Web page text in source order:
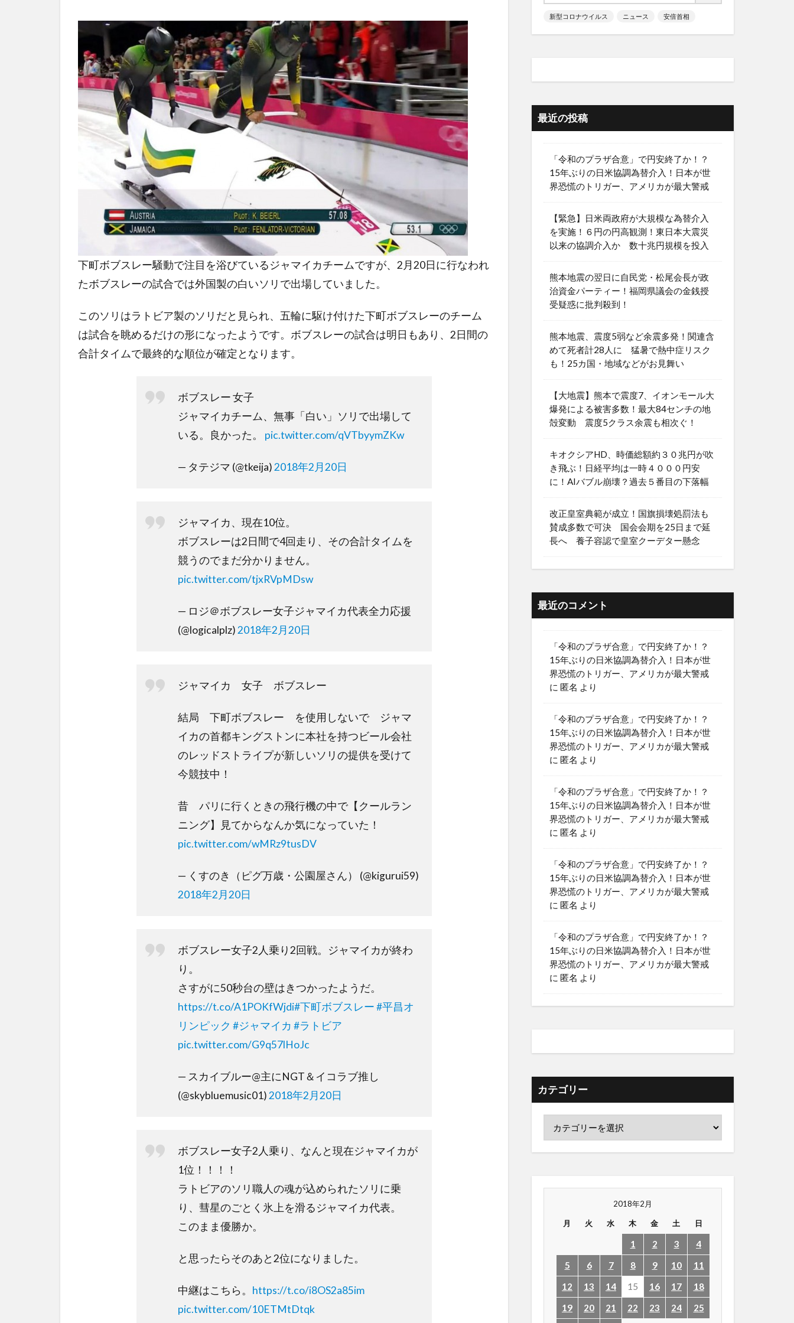
下町ボブスレー騒動で注目を浴びているジャマイカチームですが、2月20日に行なわれ
たボブスレーの試合では外国製の白いソリで出場していました。
このソリはラトビア製のソリだと見られ、五輪に駆け付けた下町ボブスレーのチーム
は試合を眺めるだけの形になったようです。ボブスレーの試合は明日もあり、2日間の
合計タイムで最終的な順位が確定となります。
ボブスレー 女子
ジャマイカチーム、無事「白い」ソリで出場して
いる。良かった。 pic.twitter.com/qVTbyymZKw
— タテジマ (@tkeija)2018年2月20日
ジャマイカ、現在10位。
ボブスレーは2日間で4回走り、その合計タイムを
競うのでまだ分かりません。
pic.twitter.com/tjxRVpMDsw
— ロジ＠ボブスレー女子ジャマイカ代表全力応援
(@logicalplz)2018年2月20日
ジャマイカ 女子 ボブスレー
結局 下町ボブスレー を使用しないで ジャマ
イカの首都キングストンに本社を持つビール会社
のレッドストライプが新しいソリの提供を受けて
今競技中！
昔 パリに行くときの飛行機の中で【クールラン
ニング】見てからなんか気になっていた！
pic.twitter.com/wMRz9tusDV
— くすのき（ピグ万歳・公園屋さん） (@kigurui59)
2018年2月20日
ボブスレー女子2人乗り2回戦。ジャマイカが終わ
り。
さすがに50秒台の壁はきつかったようだ。
https://t.co/A1POKfWjdi#下町ボブスレー#平昌オ
リンピック #ジャマイカ #ラトビア
pic.twitter.com/G9q57lHoJc
— スカイブルー@主にNGT＆イコラブ推し
(@skybluemusic01)2018年2月20日
ボブスレー女子2人乗り、なんと現在ジャマイカが
1位！！！！
ラトビアのソリ職人の魂が込められたソリに乗
り、彗星のごとく氷上を滑るジャマイカ代表。
このまま優勝か。
と思ったらそのあと2位になりました。
中継はこちら。 https://t.co/i8OS2a85im
pic.twitter.com/10ETMtDtqk
新型コロナウイルス ニュース 安倍首相
最近の投稿
「令和のプラザ合意」で円安終了か！？
15年ぶりの日米協調為替介入！日本が世
界恐慌のトリガー、アメリカが最大警戒
【緊急】日米両政府が大規模な為替介入
を実施！６円の円高観測！東日本大震災
以来の協調介入か 数十兆円規模を投入
熊本地震の翌日に自民党・松尾会長が政
治資金パーティー！福岡県議会の金銭授
受疑惑に批判殺到！
熊本地震、震度5弱など余震多発！関連含
めて死者計28人に 猛暑で熱中症リスク
も！25カ国・地域などがお見舞い
【大地震】熊本で震度7、イオンモール大
爆発による被害多数！最大84センチの地
殻変動 震度5クラス余震も相次ぐ！
キオクシアHD、時価総額約３０兆円が吹
き飛ぶ！日経平均は一時４０００円安
に！AIバブル崩壊？過去５番目の下落幅
改正皇室典範が成立！国旗損壊処罰法も
賛成多数で可決 国会会期を25日まで延
長へ 養子容認で皇室クーデター懸念
最近のコメント
「令和のプラザ合意」で円安終了か！？
15年ぶりの日米協調為替介入！日本が世
界恐慌のトリガー、アメリカが最大警戒
に 匿名 より
「令和のプラザ合意」で円安終了か！？
15年ぶりの日米協調為替介入！日本が世
界恐慌のトリガー、アメリカが最大警戒
に 匿名 より
「令和のプラザ合意」で円安終了か！？
15年ぶりの日米協調為替介入！日本が世
界恐慌のトリガー、アメリカが最大警戒
に 匿名 より
「令和のプラザ合意」で円安終了か！？
15年ぶりの日米協調為替介入！日本が世
界恐慌のトリガー、アメリカが最大警戒
に 匿名 より
「令和のプラザ合意」で円安終了か！？
15年ぶりの日米協調為替介入！日本が世
界恐慌のトリガー、アメリカが最大警戒
に 匿名 より
カテゴリー
2018年2月
月 火 水 木 金 土 日
1 2 3
4
5
6 7 8 9 10
11
12
13 14 15 16 17
18
19
20 21 22 23 24
25